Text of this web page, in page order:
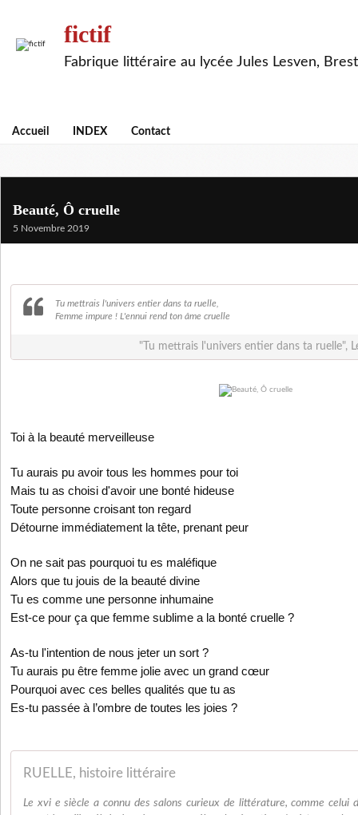
fictif
Fabrique littéraire au lycée Jules Lesven, Brest
Accueil INDEX Contact
Beauté, Ô cruelle
5 Novembre 2019
Tu mettrais l'univers entier dans ta ruelle,
Femme impure ! L'ennui rend ton âme cruelle
"Tu mettrais l'univers entier dans ta ruelle",
Toi à la beauté merveilleuse
Tu aurais pu avoir tous les hommes pour toi
Mais tu as choisi d'avoir une bonté hideuse
Toute personne croisant ton regard
Détourne immédiatement la tête, prenant peur
On ne sait pas pourquoi tu es maléfique
Alors que tu jouis de la beauté divine
Tu es comme une personne inhumaine
Est-ce pour ça que femme sublime a la bonté cruelle ?
As-tu l'intention de nous jeter un sort ?
Tu aurais pu être femme jolie avec un grand cœur
Pourquoi avec ces belles qualités que tu as
Es-tu passée à l’ombre de toutes les joies ?
RUELLE, histoire littéraire
Le xvi e siècle a connu des salons curieux de littérature, comme celui